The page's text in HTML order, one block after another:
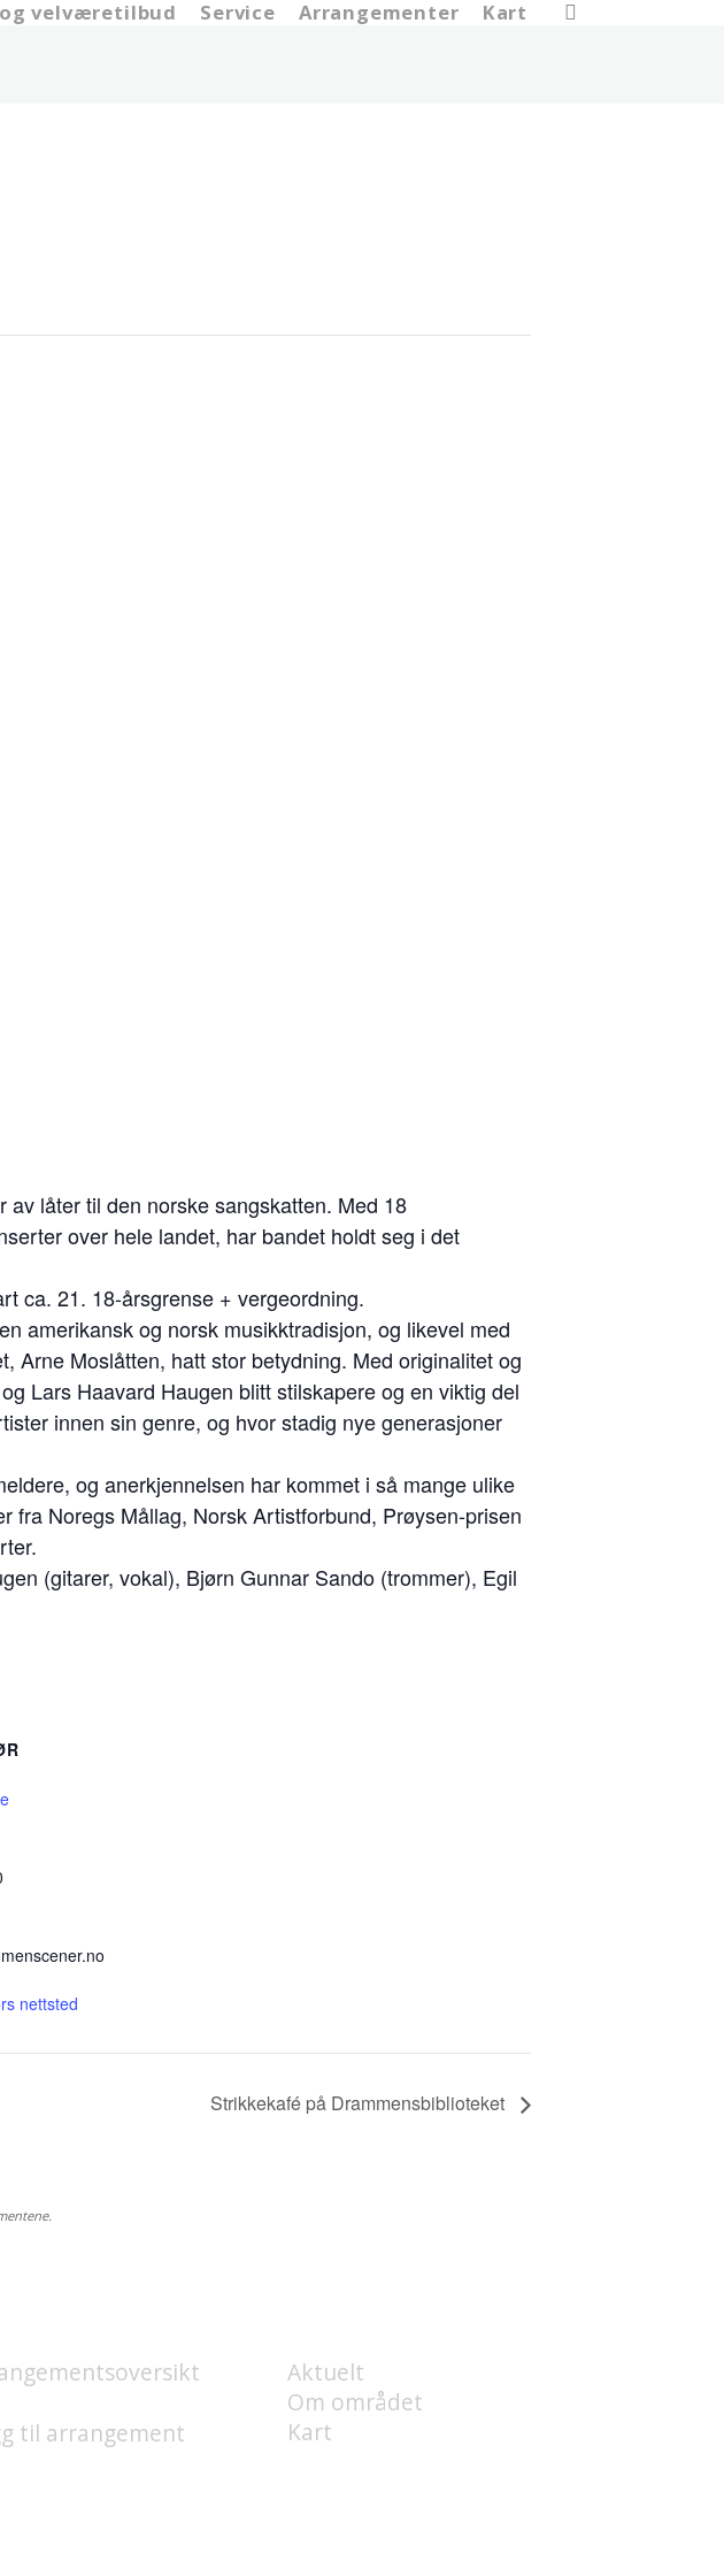
velværetilbud Service Arrangementer Kart
låter til den norske sangskatten. Med 18
over hele landet, har bandet holdt seg i det
ca. 21. 18-årsgrense + vergeordning.
amerikansk og norsk musikktradisjon, og likevel med
Moslåtten, hatt stor betydning. Med originalitet og
Lars Haavard Haugen blitt stilskapere og en viktig del
innen sin genre, og hvor stadig nye generasjoner
og anerkjennelsen har kommet i så mange ulike
fra Noregs Mållag, Norsk Artistforbund, Prøysen-prisen
(gitarer, vokal), Bjørn Gunnar Sando (trommer), Egil
nettsted
Strikkekafé på Drammensbiblioteket
til arrangement
Aktuelt
Om området
Kart